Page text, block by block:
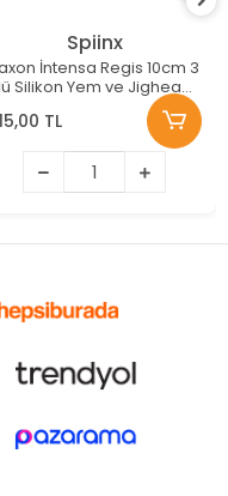
Spiinx
İntensa Regis 10cm 3
Silikon Yem ve Jighead
TL